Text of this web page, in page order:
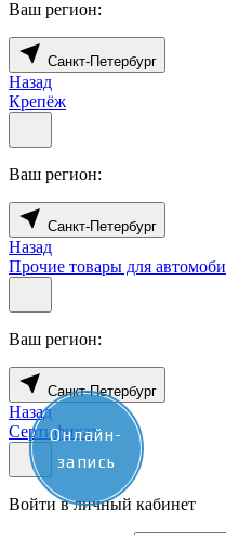
Ваш регион:
Санкт-Петербург
Назад
Крепёж
Ваш регион:
Санкт-Петербург
Назад
Прочие товары для
Ваш регион:
Санкт-Петербург
Назад
Сертификат
Войти в личный кабинет
Онлайн-
запись